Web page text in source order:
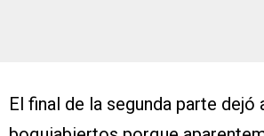
El final de la segunda parte dejó